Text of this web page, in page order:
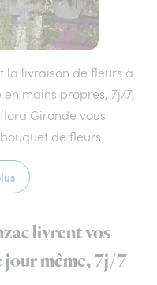
la livraison de fleurs à
mains propres, 7j/7,
Gironde vous
de fleurs.
livrent vos
jour même, 7j/7